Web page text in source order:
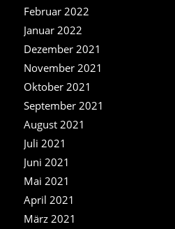
Februar 2022
Januar 2022
Dezember 2021
November 2021
Oktober 2021
September 2021
August 2021
Juli 2021
Juni 2021
Mai 2021
April 2021
März 2021